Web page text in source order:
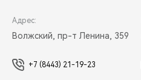
Адрес:
Волжский, пр-т Ленина, 359
+7 (8443) 21-19-23